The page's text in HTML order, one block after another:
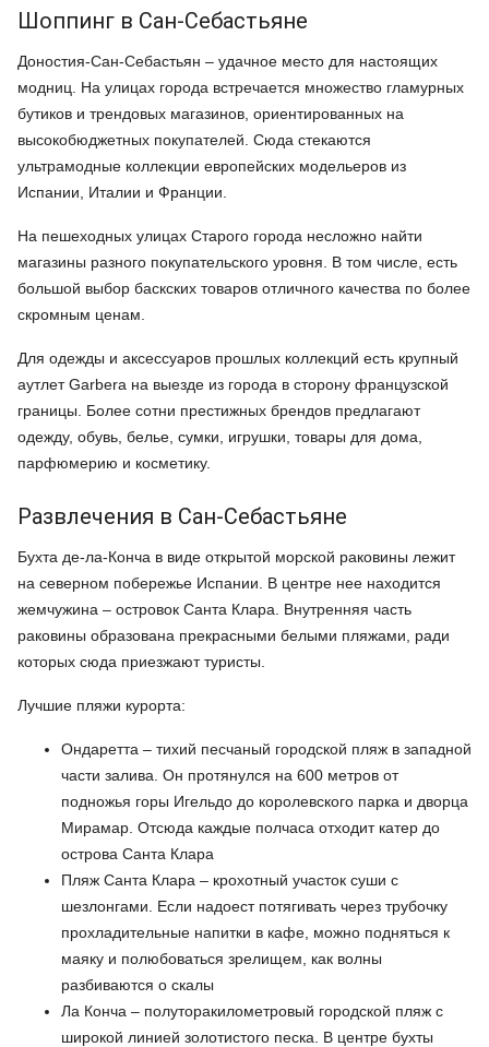
Шоппинг в Сан-Себастьяне
Доностия-Сан-Себастьян – удачное место для настоящих
модниц. На улицах города встречается множество гламурных
бутиков и трендовых магазинов, ориентированных на
высокобюджетных покупателей. Сюда стекаются
ультрамодные коллекции европейских модельеров из
Испании, Италии и Франции.
На пешеходных улицах Старого города несложно найти
магазины разного покупательского уровня. В том числе, есть
большой выбор баскских товаров отличного качества по более
скромным ценам.
Для одежды и аксессуаров прошлых коллекций есть крупный
аутлет Garbera на выезде из города в сторону французской
границы. Более сотни престижных брендов предлагают
одежду, обувь, белье, сумки, игрушки, товары для дома,
парфюмерию и косметику.
Развлечения в Сан-Себастьяне
Бухта де-ла-Конча в виде открытой морской раковины лежит
на северном побережье Испании. В центре нее находится
жемчужина – островок Санта Клара. Внутренняя часть
раковины образована прекрасными белыми пляжами, ради
которых сюда приезжают туристы.
Лучшие пляжи курорта:
Ондаретта – тихий песчаный городской пляж в западной
части залива. Он протянулся на 600 метров от
подножья горы Игельдо до королевского парка и дворца
Мирамар. Отсюда каждые полчаса отходит катер до
острова Санта Клара
Пляж Санта Клара – крохотный участок суши с
шезлонгами. Если надоест потягивать через трубочку
прохладительные напитки в кафе, можно подняться к
маяку и полюбоваться зрелищем, как волны
разбиваются о скалы
Ла Конча – полуторакилометровый городской пляж с
широкой линией золотистого песка. В центре бухты